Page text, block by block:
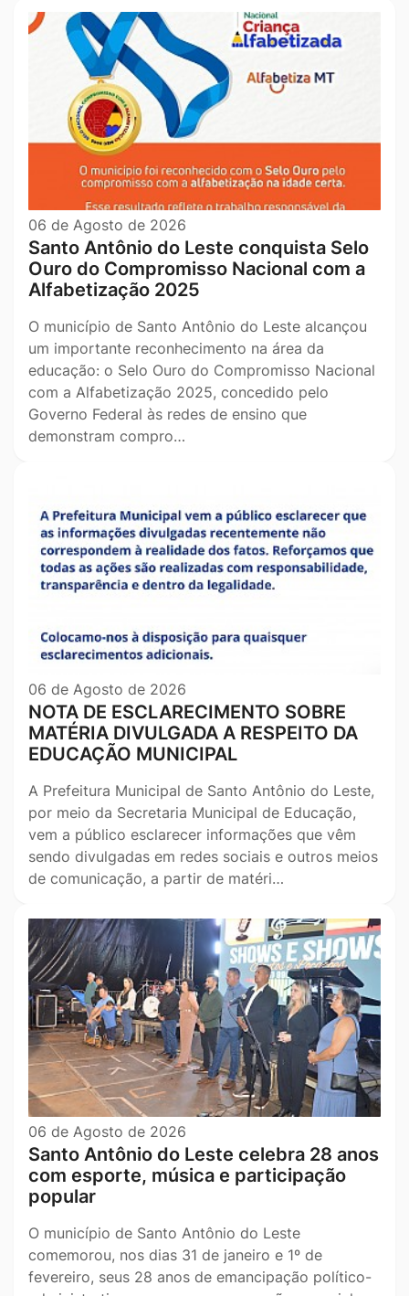
06 de Agosto de 2026
Santo Antônio do Leste conquista Selo
Ouro do Compromisso Nacional com a
Alfabetização 2025
O município de Santo Antônio do Leste alcançou
um importante reconhecimento na área da
educação: o Selo Ouro do Compromisso Nacional
com a Alfabetização 2025, concedido pelo
Governo Federal às redes de ensino que
demonstram compro…
06 de Agosto de 2026
NOTA DE ESCLARECIMENTO SOBRE
MATÉRIA DIVULGADA A RESPEITO DA
EDUCAÇÃO MUNICIPAL
A Prefeitura Municipal de Santo Antônio do Leste,
por meio da Secretaria Municipal de Educação,
vem a público esclarecer informações que vêm
sendo divulgadas em redes sociais e outros meios
de comunicação, a partir de matéri…
06 de Agosto de 2026
Santo Antônio do Leste celebra 28 anos
com esporte, música e participação
popular
O município de Santo Antônio do Leste
comemorou, nos dias 31 de janeiro e 1º de
fevereiro, seus 28 anos de emancipação político-